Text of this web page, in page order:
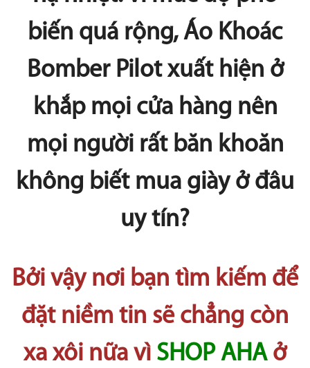
biến quá rộng, Áo Khoác
Bomber Pilot xuất hiện ở
khắp mọi cửa hàng nên
mọi người rất băn khoăn
không biết mua giày ở đâu
uy tín?
Bởi vậy nơi bạn tìm kiếm để
đặt niềm tin sẽ chẳng còn
xa xôi nữa vì SHOP AHAở